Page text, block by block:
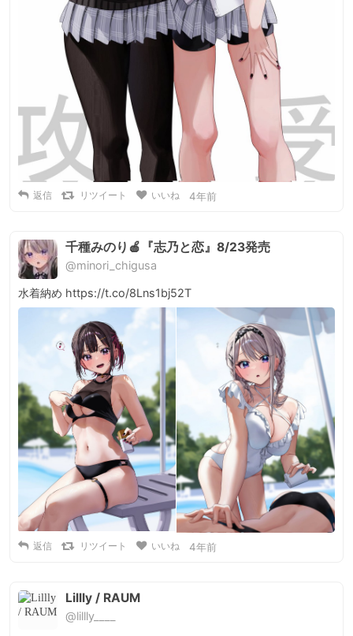
返信 リツイート いいね 4年前
千種みのり🍎『志乃と恋』8/23発売
@minori_chigusa
水着納め https://t.co/8Lns1bj52T
返信 リツイート いいね 4年前
Lillly / RAUM
@lillly____